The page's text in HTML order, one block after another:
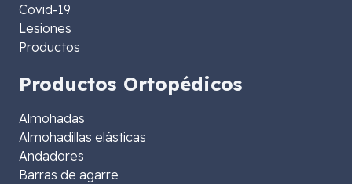
Covid-19
Lesiones
Productos
Productos Ortopédicos
Almohadas
Almohadillas elásticas
Andadores
Barras de agarre